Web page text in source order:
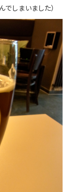
しまいました）